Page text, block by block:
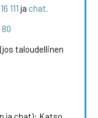
111 ja chat.
taloudellinen